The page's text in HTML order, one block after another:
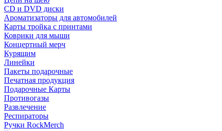
CD и DVD диски
Ароматизаторы для автомобилей
Карты тройка с принтами
Коврики для мыши
Концертный мерч
Курящим
Линейки
Пакеты подарочные
Печатная продукция
Подарочные Карты
Противогазы
Развлечение
Респираторы
Ручки RockMerch